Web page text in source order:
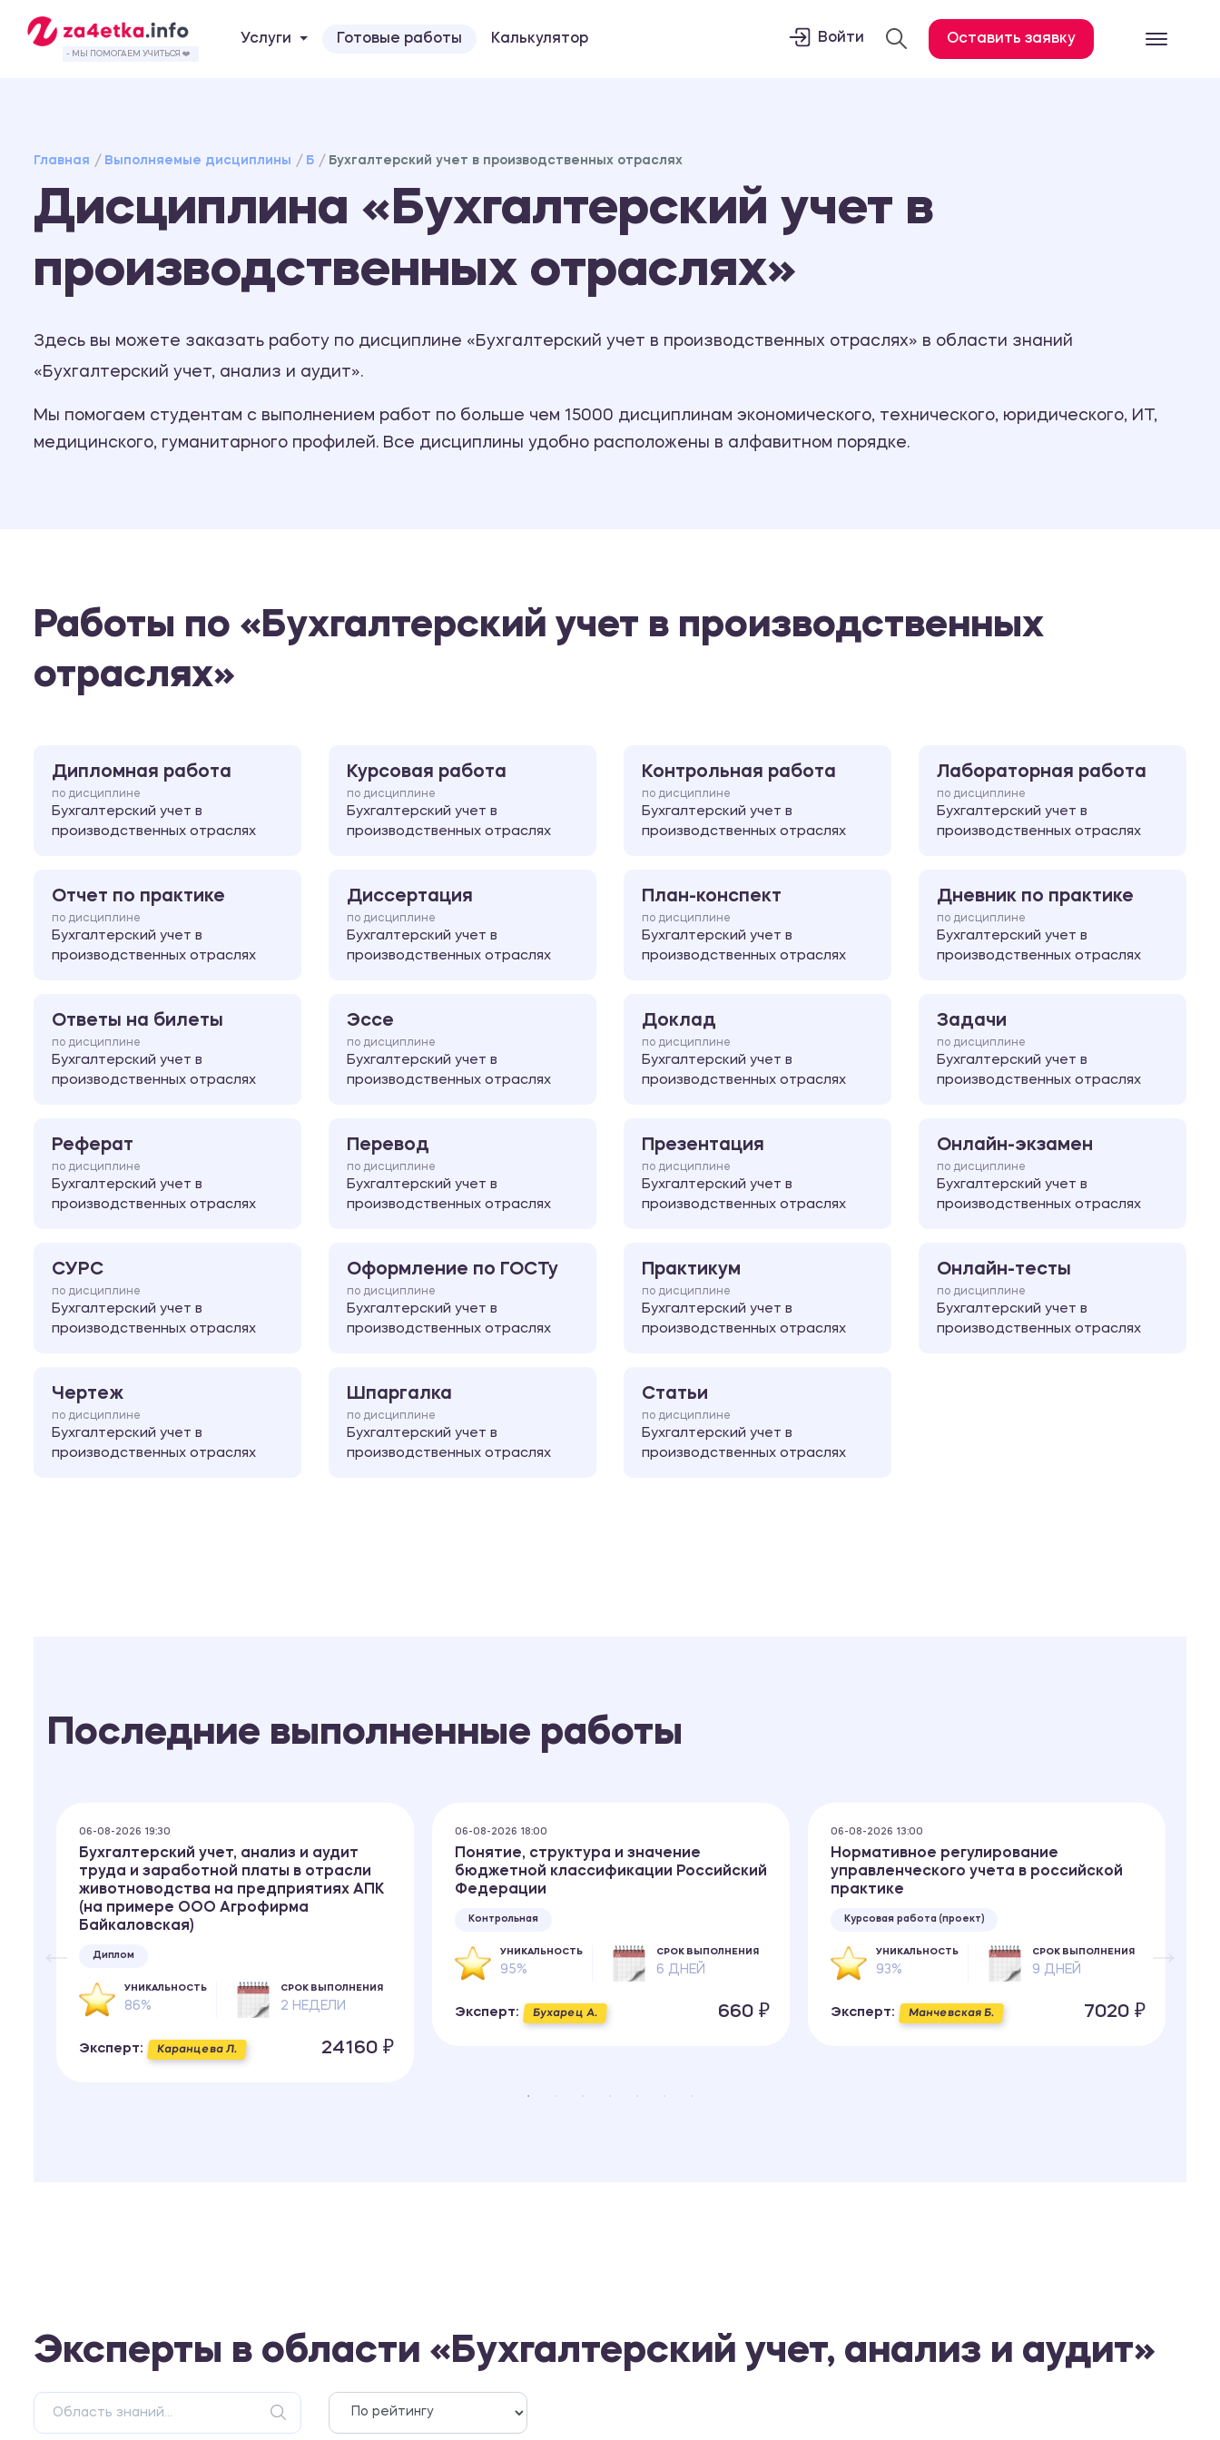
Ответы на билеты
- МЫ ПОМОГАЕМ УЧИТЬСЯ ❤️
Услуги Готовые работы Калькулятор Войти Оставить заявку
Главная Выполняемые дисциплины Б Бухгалтерский учет в производственных отраслях
Дисциплина «Бухгалтерский учет в
производственных отраслях»
Здесь вы можете заказать работу по дисциплине «Бухгалтерский учет в производственных отраслях» в области знаний
«Бухгалтерский учет, анализ и аудит».
Мы помогаем студентам с выполнением работ по больше чем 15000 дисциплинам экономического, технического, юридического, ИТ,
медицинского, гуманитарного профилей. Все дисциплины удобно расположены в алфавитном порядке.
Работы по «Бухгалтерский учет в производственных
отраслях»
Дипломная работа
по дисциплине
Бухгалтерский учет в
производственных отраслях
Курсовая работа
по дисциплине
Бухгалтерский учет в
производственных отраслях
Контрольная работа
по дисциплине
Бухгалтерский учет в
производственных отраслях
Лабораторная работа
по дисциплине
Бухгалтерский учет в
производственных отраслях
Отчет по практике
по дисциплине
Бухгалтерский учет в
производственных отраслях
Диссертация
по дисциплине
Бухгалтерский учет в
производственных отраслях
План-конспект
по дисциплине
Бухгалтерский учет в
производственных отраслях
Дневник по практике
по дисциплине
Бухгалтерский учет в
производственных отраслях
Ответы на билеты
по дисциплине
Бухгалтерский учет в
производственных отраслях
Эссе
по дисциплине
Бухгалтерский учет в
производственных отраслях
Доклад
по дисциплине
Бухгалтерский учет в
производственных отраслях
Задачи
по дисциплине
Бухгалтерский учет в
производственных отраслях
Реферат
по дисциплине
Бухгалтерский учет в
производственных отраслях
Перевод
по дисциплине
Бухгалтерский учет в
производственных отраслях
Презентация
по дисциплине
Бухгалтерский учет в
производственных отраслях
Онлайн-экзамен
по дисциплине
Бухгалтерский учет в
производственных отраслях
СУРС
по дисциплине
Бухгалтерский учет в
производственных отраслях
Оформление по ГОСТу
по дисциплине
Бухгалтерский учет в
производственных отраслях
Практикум
по дисциплине
Бухгалтерский учет в
производственных отраслях
Онлайн-тесты
по дисциплине
Бухгалтерский учет в
производственных отраслях
Чертеж
по дисциплине
Бухгалтерский учет в
производственных отраслях
Шпаргалка
по дисциплине
Бухгалтерский учет в
производственных отраслях
Статьи
по дисциплине
Бухгалтерский учет в
производственных отраслях
Последние выполненные работы
06-08-2026 19:30
Бухгалтерский учет, анализ и аудит
труда и заработной платы в отрасли
животноводства на предприятиях АПК
(на примере ООО Агрофирма
Байкаловская)
Диплом
УНИКАЛЬНОСТЬ
86%
СРОК ВЫПОЛНЕНИЯ
2 НЕДЕЛИ
Эксперт: Каранцева Л. 24160 ₽
06-08-2026 18:00
Понятие, структура и значение
бюджетной классификации Российский
Федерации
Контрольная
УНИКАЛЬНОСТЬ
95%
СРОК ВЫПОЛНЕНИЯ
6 ДНЕЙ
Эксперт: Бухарец А. 660 ₽
06-08-2026 13:00
Нормативное регулирование
управленческого учета в российской
практике
Курсовая работа (проект)
УНИКАЛЬНОСТЬ
93%
СРОК ВЫПОЛНЕНИЯ
9 ДНЕЙ
Эксперт: Манчевская Б. 7020 ₽
Эксперты в области «Бухгалтерский учет, анализ и аудит»